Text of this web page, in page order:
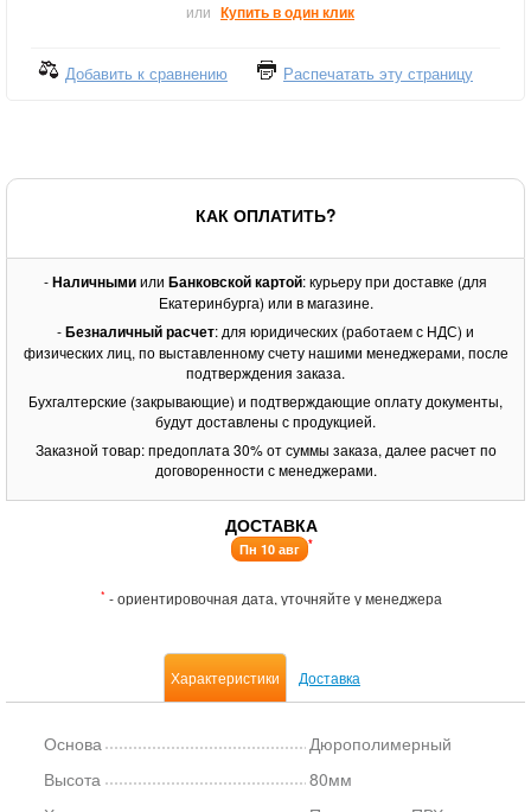
или Купить в один клик
Добавить к сравнению Распечатать эту страницу
КАК ОПЛАТИТЬ?
-Наличнымиили Банковской картой: курьеру при доставке (для
Екатеринбурга) или в магазине.
-Безналичный расчет: для юридических (работаем с НДС) и
физических лиц, по выставленному счету нашими менеджерами, после
подтверждения заказа.
Бухгалтерские (закрывающие) и подтверждающие оплату документы,
будут доставлены с продукцией.
Заказной товар: предоплата 30% от суммы заказа, далее расчет по
договоренности с менеджерами.
ДОСТАВКА
Пн 10 авг *
* - ориентировочная дата, уточняйте у менеджера
Характеристики Доставка
Основа
Дюрополимерный
Высота
80мм